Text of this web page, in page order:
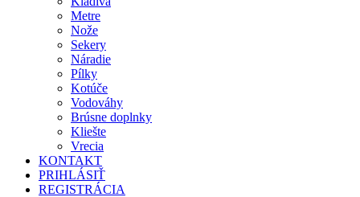
Metre
Nože
Sekery
Náradie
Pílky
Kotúče
Vodováhy
Brúsne doplnky
Kliešte
Vrecia
KONTAKT
PRIHLÁSIŤ
REGISTRÁCIA